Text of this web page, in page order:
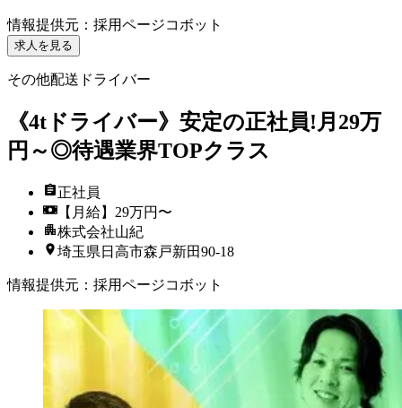
情報提供元 ： 採用ページコボット
求人を見る
その他配送ドライバー
《4tドライバー》安定の正社員!月29万
円～◎待遇業界TOPクラス
正社員
【月給】29万円〜
株式会社山紀
埼玉県日高市森戸新田90-18
情報提供元 ： 採用ページコボット